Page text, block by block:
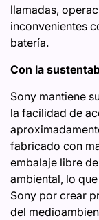
llamadas,
inconvenientes
batería.
Con la
Sony mantiene
la facilidad de
fabricado con
embalaje libre
ambiental, lo
Sony por crear
del